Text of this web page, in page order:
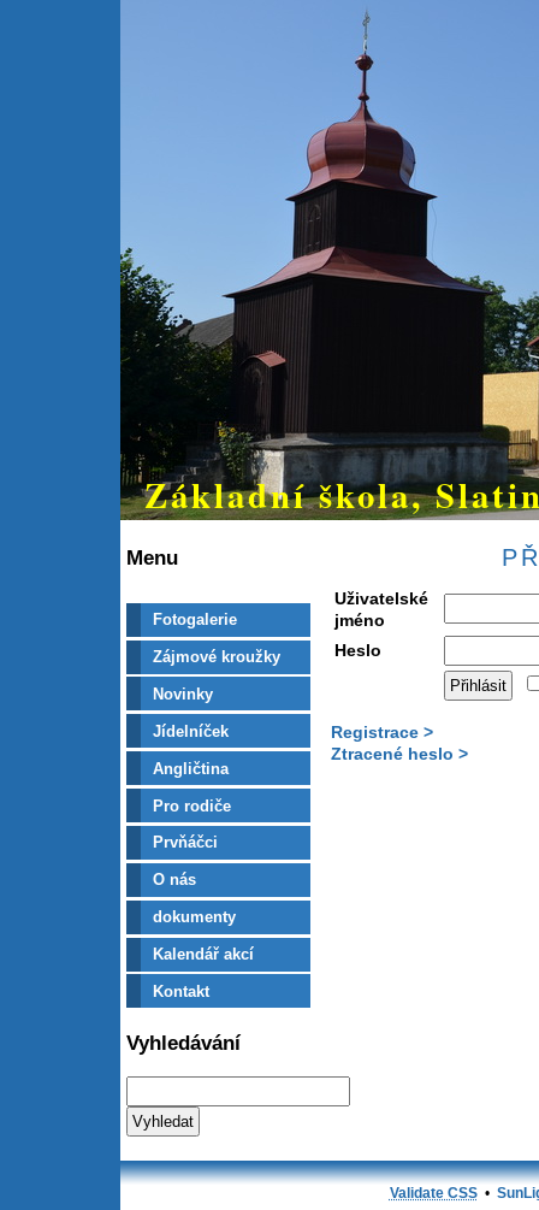
Základní škola,
Menu
Fotogalerie
Zájmové kroužky
Novinky
Jídelníček
Angličtina
Pro rodiče
Prvňáčci
O nás
dokumenty
Kalendář akcí
Kontakt
Vyhledávání
Uživatelské
jméno
Heslo
Registrace >
Ztracené heslo >
Validate CSS•